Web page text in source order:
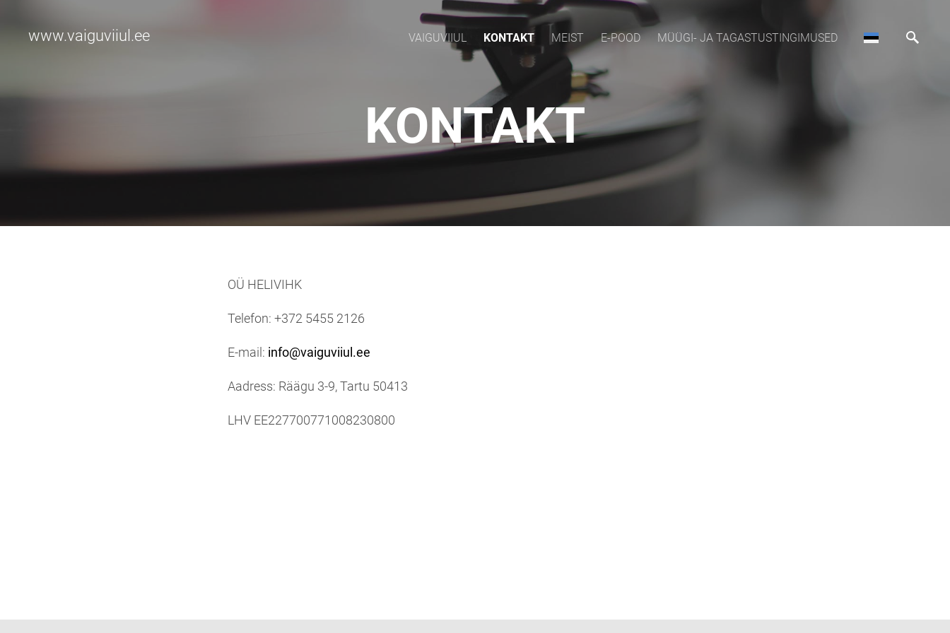
www.vaiguviiul.ee VAIGUVIIUL KONTAKT MEIST E-POOD MÜÜGI- JA TAGASTUSTINGIMUSED
KONTAKT
OÜ HELIVIHK
Telefon: +372 5455 2126
E-mail: info@vaiguviiul.ee
Aadress: Räägu 3-9, Tartu 50413
LHV EE227700771008230800